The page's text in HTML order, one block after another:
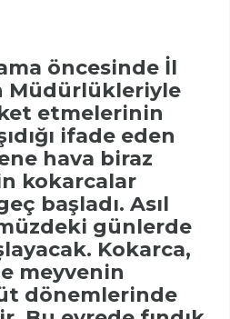
öncesinde İl
Müdürlükleriyle
etmelerinin
ifade eden
hava biraz
kokarcalar
başladı. Asıl
günlerde
Kokarca,
meyvenin
dönemlerinde